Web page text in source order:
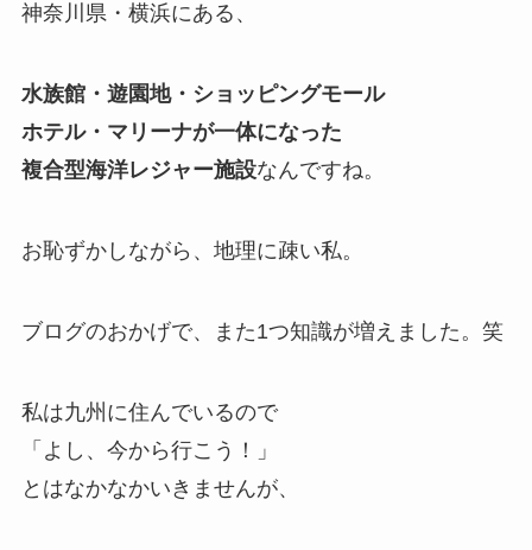
神奈川県・横浜にある、
水族館・遊園地・ショッピングモール
ホテル・マリーナが一体になった
複合型海洋レジャー施設なんですね。
お恥ずかしながら、地理に疎い私。
ブログのおかげで、また1つ知識が増えました。笑
私は九州に住んでいるので
「よし、今から行こう！」
とはなかなかいきませんが、